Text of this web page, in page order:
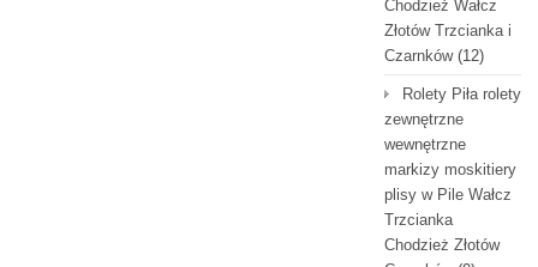
Chodzież Wałcz
Złotów Trzcianka i
Czarnków(12)
Rolety Piła rolety
zewnętrzne
wewnętrzne
markizy moskitiery
plisy w Pile Wałcz
Trzcianka
Chodzież Złotów